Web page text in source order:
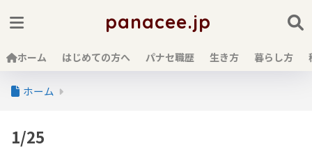
panacee.jp
ホーム はじめての方へ パナセ職歴 生き方 暮らし方
ホーム
1/25